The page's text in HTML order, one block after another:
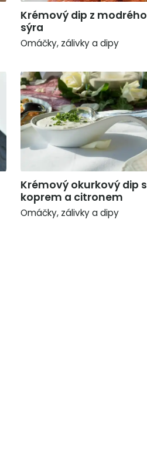
Krémový dip z modrého
sýra
Omáčky, zálivky a dipy
Krémový okurkový dip s
koprem a citronem
Omáčky, zálivky a dipy